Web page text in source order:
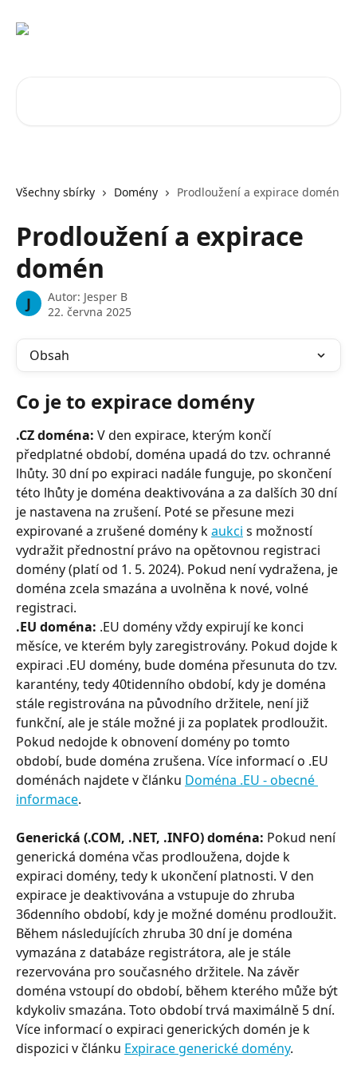
Všechny sbírky Domény Prodloužení a expirace domén
Prodloužení a expirace
domén
J Autor: Jesper B
22. června 2025
Obsah
Co je to expirace domény
.CZ doména: V den expirace, kterým končí
předplatné období, doména upadá do tzv. ochranné
lhůty. 30 dní po expiraci nadále funguje, po skončení
této lhůty je doména deaktivována a za dalších 30 dní
je nastavena na zrušení. Poté se přesune mezi
expirované a zrušené domény k aukci s možností
vydražit přednostní právo na opětovnou registraci
domény (platí od 1. 5. 2024). Pokud není vydražena, je
doména zcela smazána a uvolněna k nové, volné
registraci.
.EU doména: .EU domény vždy expirují ke konci
měsíce, ve kterém byly zaregistrovány. Pokud dojde k
expiraci .EU domény, bude doména přesunuta do tzv.
karantény, tedy 40tidenního období, kdy je doména
stále registrována na původního držitele, není již
funkční, ale je stále možné ji za poplatek prodloužit.
Pokud nedojde k obnovení domény po tomto
období, bude doména zrušena. Více informací o .EU
doménách najdete v článku Doména .EU - obecné
informace.
Generická (.COM, .NET, .INFO) doména: Pokud není
generická doména včas prodloužena, dojde k
expiraci domény, tedy k ukončení platnosti. V den
expirace je deaktivována a vstupuje do zhruba
36denního období, kdy je možné doménu prodloužit.
Během následujících zhruba 30 dní je doména
vymazána z databáze registrátora, ale je stále
rezervována pro současného držitele. Na závěr
doména vstoupí do období, během kterého může být
kdykoliv smazána. Toto období trvá maximálně 5 dní.
Více informací o expiraci generických domén je k
dispozici v článku Expirace generické domény.